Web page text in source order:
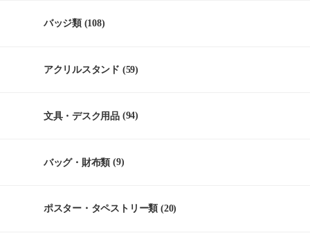
バッジ類(108)
アクリルスタンド (59)
文具・デスク用品 (94)
バッグ・財布類 (9)
ポスター・タペストリー類 (20)